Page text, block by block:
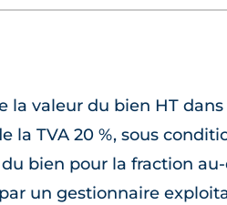
la valeur du bien HT
la TVA 20 %, sous
bien pour la fraction
un gestionnaire